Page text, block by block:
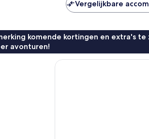
Vergelijkbare
komende kortingen en extra's te
avonturen!